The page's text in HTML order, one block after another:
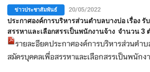
ข่าวประชาสัมพันธ์ 20/05/2022
ประกาศองค์การบริหารส่วนตำบลบางบ่อ เรื่อง รั
สรรหาและเลือกสรรเป็นพนักงานจ้าง จำนวน 3
รายละอียดประกาศองค์การบริหารส่วนตำบ
สมัครบุคคลเพื่อสรรหาและเลือกสรรเป็นพนักง